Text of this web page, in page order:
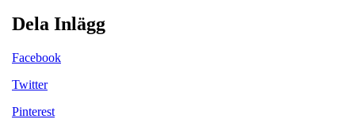
Dela Inlägg
Facebook
Twitter
Pinterest